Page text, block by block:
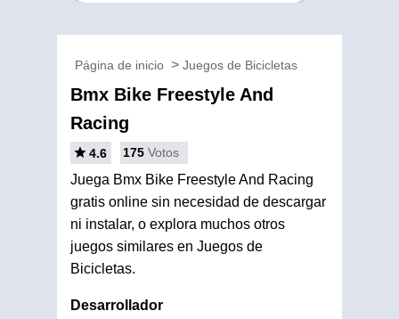
Página de inicio Juegos de Bicicletas
Bmx Bike Freestyle And
Racing
4.6 175 Votos
Juega Bmx Bike Freestyle And Racing
gratis online sin necesidad de descargar
ni instalar, o explora muchos otros
juegos similares en Juegos de
Bicicletas.
Desarrollador